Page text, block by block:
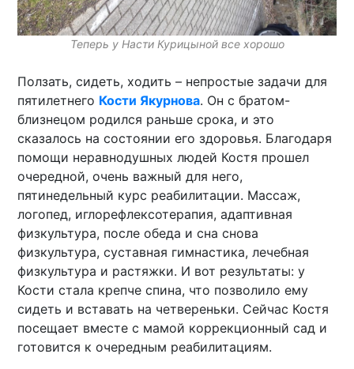
Теперь у Насти Курицыной все хорошо
Ползать, сидеть, ходить – непростые задачи для
пятилетнего Кости Якурнова. Он с братом-
близнецом родился раньше срока, и это
сказалось на состоянии его здоровья. Благодаря
помощи неравнодушных людей Костя прошел
очередной, очень важный для него,
пятинедельный курс реабилитации. Массаж,
логопед, иглорефлексотерапия, адаптивная
физкультура, после обеда и сна снова
физкультура, суставная гимнастика, лечебная
физкультура и растяжки. И вот результаты: у
Кости стала крепче спина, что позволило ему
сидеть и вставать на четвереньки. Сейчас Костя
посещает вместе с мамой коррекционный сад и
готовится к очередным реабилитациям.